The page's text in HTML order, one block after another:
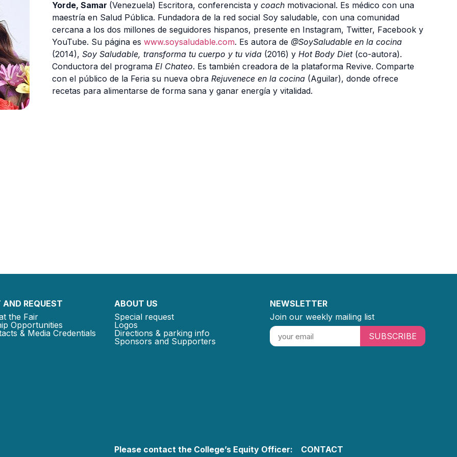
Yorde, Samar (Venezuela) Escritora, conferencista y coach motivacional. Es médico con una
maestría en Salud Pública. Fundadora de la red social Soy saludable, con una comunidad
cercana a los dos millones de seguidores hispanos, presente en Instagram, Twitter, Facebook y
YouTube. Su página es www.soysaludable.com. Es autora de @SoySaludable en la cocina
(2014), Soy Saludable, transforma tu cuerpo y tu vida (2016) y Hot Body Diet (co-autora).
Conductora del programa El Chateo. Es también creadora de la plataforma Revive. Comparte
con el público de la Feria su nueva obra Rejuvenece en la cocina (Aguilar), donde ofrece
recetas para alimentarse de forma sana y ganar energía y vitalidad.
REQUEST
the Fair
Opportunities
& Media Credentials
ABOUT US
Special request
Logos
Directions & parking info
Sponsors and Supporters
NEWSLETTER
Join our weekly mailing list
SUBSCRIBE
Please contact the College’s Equity Officer: CONTACT